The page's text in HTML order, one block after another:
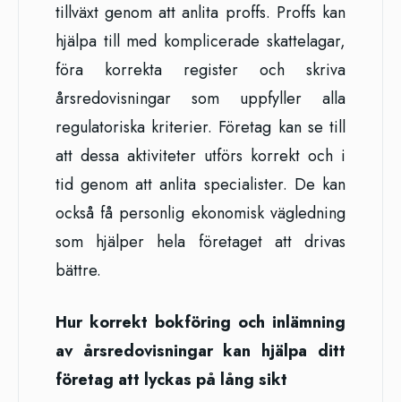
tillväxt genom att anlita proffs. Proffs kan
hjälpa till med komplicerade skattelagar,
föra korrekta register och skriva
årsredovisningar som uppfyller alla
regulatoriska kriterier. Företag kan se till
att dessa aktiviteter utförs korrekt och i
tid genom att anlita specialister. De kan
också få personlig ekonomisk vägledning
som hjälper hela företaget att drivas
bättre.
Hur korrekt bokföring och inlämning
av årsredovisningar kan hjälpa ditt
företag att lyckas på lång sikt